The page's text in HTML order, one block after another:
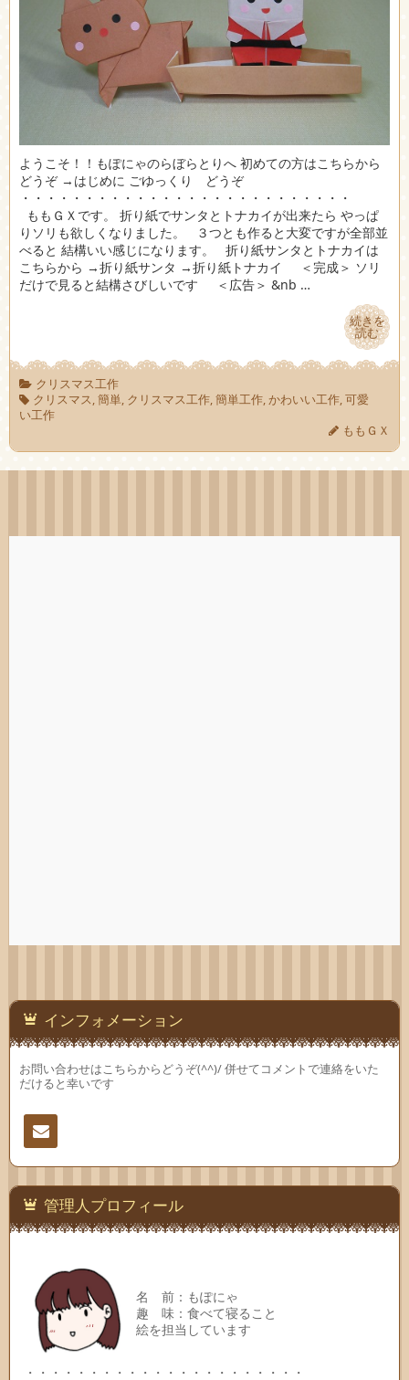
ようこそ！！もぽにゃのらぼらとりへ 初めての方はこちらから
どうぞ →はじめに ごゆっくり どうぞ
・・・・・・・・・・・・・・・・・・・・・・・・・・
ももＧＸです。 折り紙でサンタとトナカイが出来たら やっぱ
りソリも欲しくなりました。 ３つとも作ると大変ですが全部並
べると 結構いい感じになります。 折り紙サンタとトナカイは
こちらから →折り紙サンタ →折り紙トナカイ ＜完成＞ ソリ
だけで見ると結構さびしいです ＜広告＞ &nb …
続きを
読む
続きを
読む
クリスマス工作
クリスマス,簡単, クリスマス工作,簡単工作,かわいい工作,可愛
い工作
ももＧＸ
インフォメーション
お問い合わせはこちらからどうぞ(^^)/ 併せてコメントで連絡をいた
だけると幸いです
連絡
先 管理人プロフィール
名 前：もぽにゃ
趣 味：食べて寝ること
絵を担当しています
・・・・・・・・・・・・・・・・・・・・・・